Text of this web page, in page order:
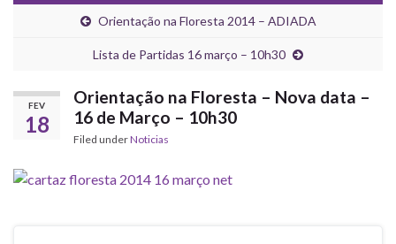
Orientação na Floresta 2014 – ADIADA
Lista de Partidas 16 março – 10h30
FEV
18
Orientação na Floresta – Nova data –
16 de Março – 10h30
Filed underNoticias